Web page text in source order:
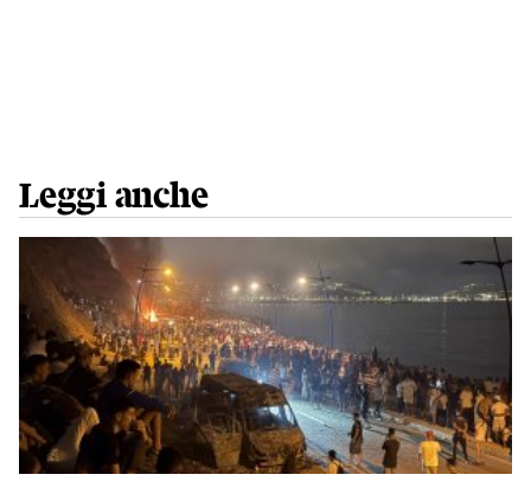
Leggi anche